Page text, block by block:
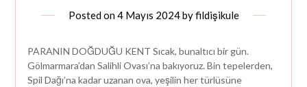
Posted on4 Mayıs 2024byfildişikule
PARANIN DOĞDUĞU KENT Sıcak, bunaltıcı bir gün.
Gölmarmara’dan Salihli Ovası’na bakıyoruz. Bin tepelerden,
Spil Dağı’na kadar uzanan ova, yeşilin her türlüsüne